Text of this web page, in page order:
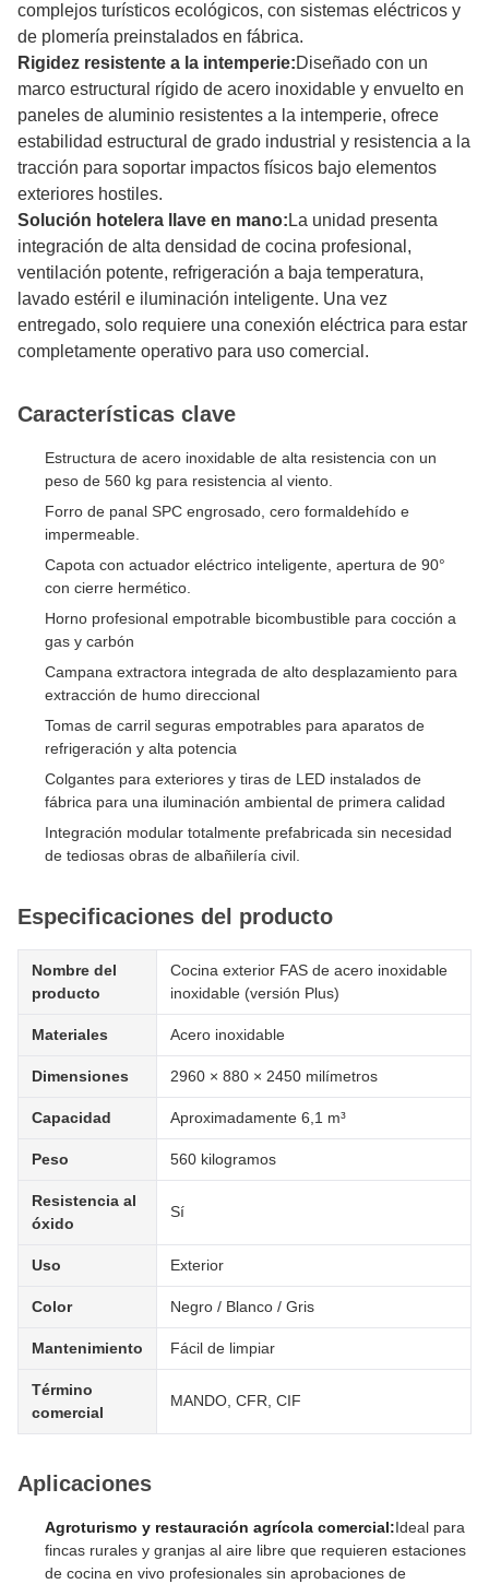
complejos turísticos ecológicos, con sistemas eléctricos y
de plomería preinstalados en fábrica.
Rigidez resistente a la intemperie:Diseñado con un
marco estructural rígido de acero inoxidable y envuelto en
paneles de aluminio resistentes a la intemperie, ofrece
estabilidad estructural de grado industrial y resistencia a la
tracción para soportar impactos físicos bajo elementos
exteriores hostiles.
Solución hotelera llave en mano: La unidad presenta
integración de alta densidad de cocina profesional,
ventilación potente, refrigeración a baja temperatura,
lavado estéril e iluminación inteligente. Una vez
entregado, solo requiere una conexión eléctrica para estar
completamente operativo para uso comercial.
Características clave
Estructura de acero inoxidable de alta resistencia con un
peso de 560 kg para resistencia al viento.
Forro de panal SPC engrosado, cero formaldehído e
impermeable.
Capota con actuador eléctrico inteligente, apertura de 90°
con cierre hermético.
Horno profesional empotrable bicombustible para cocción a
gas y carbón
Campana extractora integrada de alto desplazamiento para
extracción de humo direccional
Tomas de carril seguras empotrables para aparatos de
refrigeración y alta potencia
Colgantes para exteriores y tiras de LED instalados de
fábrica para una iluminación ambiental de primera calidad
Integración modular totalmente prefabricada sin necesidad
de tediosas obras de albañilería civil.
Especificaciones del producto
Nombre del
producto
Cocina exterior FAS de acero inoxidable
inoxidable (versión Plus)
Materiales Acero inoxidable
Dimensiones 2960 × 880 × 2450 milímetros
Capacidad Aproximadamente 6,1 m³
Peso 560 kilogramos
Resistencia al
óxido
Sí
Uso Exterior
Color Negro / Blanco / Gris
Mantenimiento Fácil de limpiar
Término
comercial
MANDO, CFR, CIF
Aplicaciones
Agroturismo y restauración agrícola comercial:Ideal para
fincas rurales y granjas al aire libre que requieren estaciones
de cocina en vivo profesionales sin aprobaciones de